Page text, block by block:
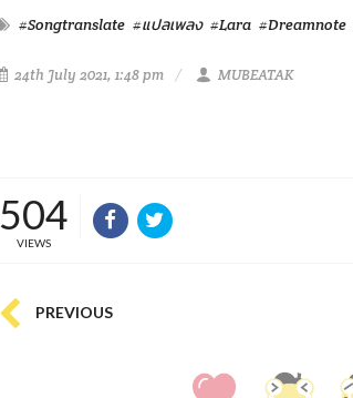
#Songtranslate #แปลเพลง #Lara #Dreamnote
24th July 2021, 1:48 pm MUBEATAK
504
VIEWS
PREVIOUS